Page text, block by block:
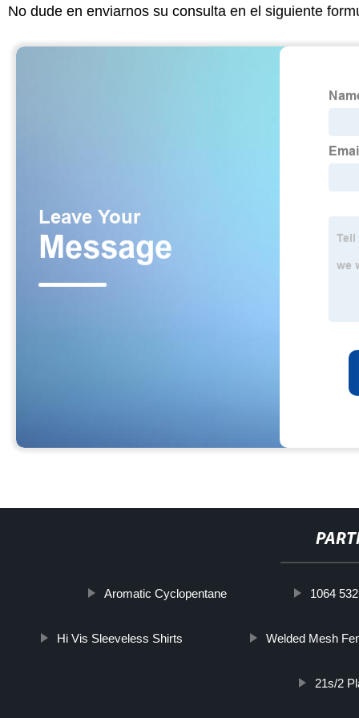
No dude en enviarnos su consulta en el siguiente
Aromatic Cyclopentane 1064
Hi Vis Sleeveless Shirts Welded Mesh
21s/2